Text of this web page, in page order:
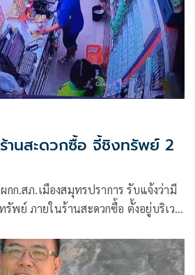
นสะดวกซื้อ จี้ชิงทรัพย์ 2
ก.สภ.เมืองสมุทรปราการ รับแจ้งว่ามี
รัพย์ ภายในร้านสะดวกซื้อ ตั้งอยู่บริเวณ